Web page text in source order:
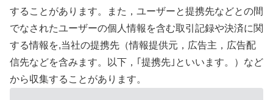
することがあります。また，ユーザーと提携先などとの間
でなされたユーザーの個人情報を含む取引記録や決済に関
する情報を,当社の提携先（情報提供元，広告主，広告配
信先などを含みます。以下，｢提携先｣といいます。）など
から収集することがあります。